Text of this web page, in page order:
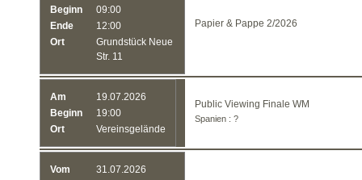
Beginn
09:00
Ende
12:00
Ort
Grundstück Neue
Str. 11
Papier & Pappe 2/2026
Am
19.07.2026
Beginn
19:00
Ort
Vereinsgelände
Public Viewing Finale WM
Spanien : ?
Vom
31.07.2026